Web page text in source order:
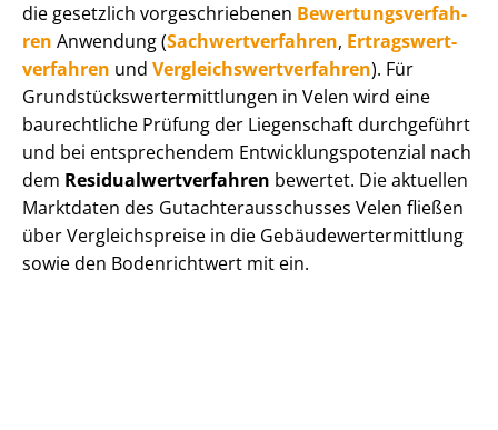
die gesetzlich vor­ge­schrie­be­nen Be­wer­tungs­ver­fah­
ren Anwendung (Sach­wert­ver­fah­ren, Er­trags­wert­
ver­fah­ren und Ver­gleichs­wert­ver­fah­ren). Für
Grund­stücks­wert­ermitt­lun­gen in Velen wird eine
baurechtliche Prüfung der Liegenschaft durchgeführt
und bei entsprechendem Ent­wick­lungs­po­ten­zi­al nach
dem Re­si­du­al­wert­ver­fah­ren bewertet. Die aktuellen
Marktdaten des Gut­ach­ter­aus­schus­ses Velen fließen
über Ver­gleichs­prei­se in die Ge­bäu­de­wert­ermitt­lung
sowie den Bodenrichtwert mit ein.